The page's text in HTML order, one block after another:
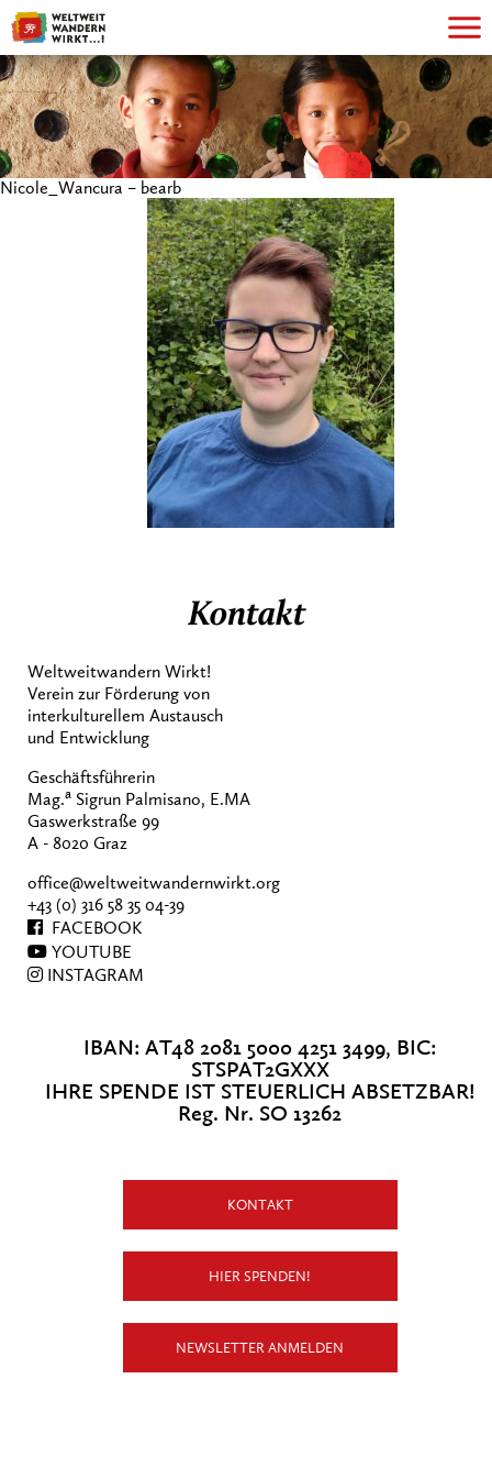
Nicole_Wancura – bearb
Kontakt
Weltweitwandern Wirkt!
Verein zur Förderung von
interkulturellem Austausch
und Entwicklung
Geschäftsführerin
Mag.a Sigrun Palmisano, E.MA
Gaswerkstraße 99
A - 8020 Graz
office@weltweitwandernwirkt.org
+43 (0) 316 58 35 04-39
FACEBOOK
YOUTUBE
INSTAGRAM
IBAN: AT48 2081 5000 4251 3499, BIC:
STSPAT2GXXX
IHRE SPENDE IST STEUERLICH ABSETZBAR!
Reg. Nr. SO 13262
KONTAKT
HIER SPENDEN!
NEWSLETTER ANMELDEN